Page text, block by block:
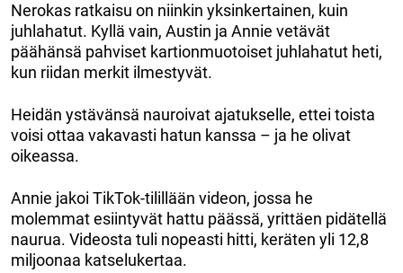
Nerokas ratkaisu on niinkin yksinkertainen, kuin
juhlahatut. Kyllä vain, Austin ja Annie vetävät
päähänsä pahviset kartionmuotoiset juhlahatut heti,
kun riidan merkit ilmestyvät.
Heidän ystävänsä nauroivat ajatukselle, ettei toista
voisi ottaa vakavasti hatun kanssa – ja he olivat
oikeassa.
Annie jakoi TikTok-tilillään videon, jossa he
molemmat esiintyvät hattu päässä, yrittäen pidätellä
naurua. Videosta tuli nopeasti hitti, keräten yli 12,8
miljoonaa katselukertaa.